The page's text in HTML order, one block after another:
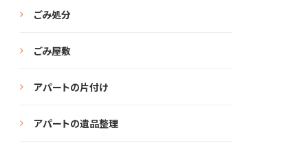
ごみ処分
ごみ屋敷
アパートの片付け
アパートの遺品整理